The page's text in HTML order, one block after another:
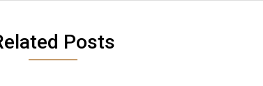
Posts